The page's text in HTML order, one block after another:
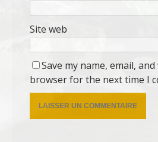
Site web
Save my name, email,
browser for the next time I